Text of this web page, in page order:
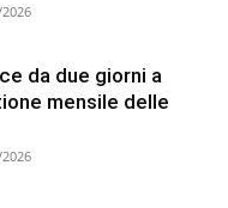
da due giorni a
mensile delle